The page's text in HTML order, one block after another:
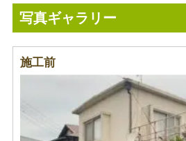
写真ギャラリー
施工前